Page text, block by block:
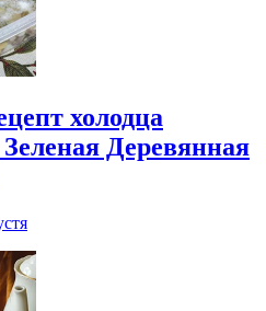
холодца
Деревянная